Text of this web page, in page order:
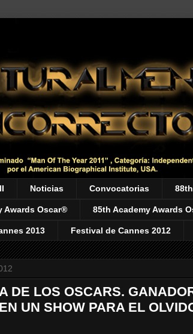
Noticias Convocatorias
Awards Oscar® 85th Academy Awards
2013 Festival de Cannes 2012
DE LOS OSCARS.
UN SHOW PARA EL